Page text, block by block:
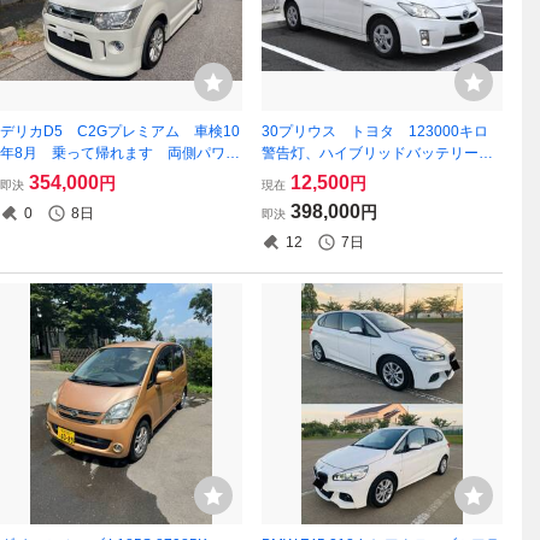
デリカD5 C2Gプレミアム 車検10
年8月 乗って帰れます 両側パワス
ラ ロックフォードフォズゲートオ
ーディオ ナビ等
即決 354,000円
0 8日
30プリウス トヨタ 123000キロ
警告灯、ハイブリッドバッテリー異
常なし
現在 12,500円
即決 398,000円
12 7日